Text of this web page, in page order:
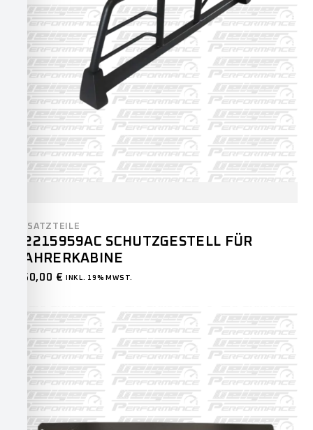
ERSATZTEILE
82215959AC SCHUTZGESTELL FÜR
FAHRERKABINE
550,00 € INKL. 19% MWST.